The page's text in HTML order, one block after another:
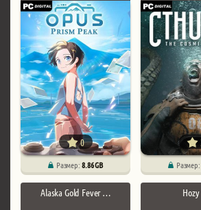
0
Размер:8.86 GB Размер:
Alaska Gold Fever …